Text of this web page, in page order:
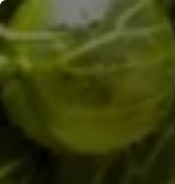
Panneau de gestion des